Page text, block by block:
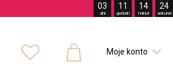
03
dni
11
godzin
14
minut
23
sekund
  Moje konto 